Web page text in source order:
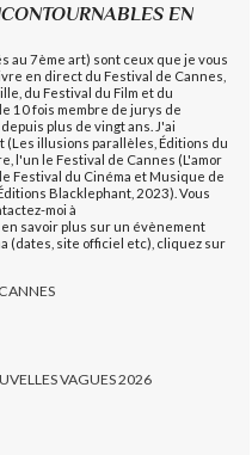
EN
au 7ème art) sont ceux que je vous
en direct du Festival de Cannes,
du Festival du Film et du
10 fois membre de jurys de
plus de vingt ans. J'ai
illusions parallèles, Éditions du
l'un le Festival de Cannes (L'amor
Festival du Cinéma et Musique de
Blacklephant, 2023). Vous
moi à
savoir plus sur un évènement
(dates, site officiel etc), cliquez sur
VAGUES 2026